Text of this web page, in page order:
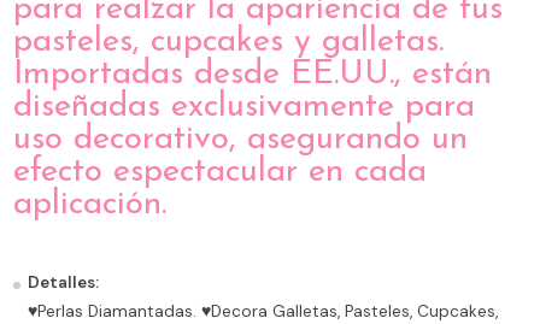
para realzar la apariencia de tus
pasteles, cupcakes y galletas.
Importadas desde EE.UU., están
diseñadas exclusivamente para
uso decorativo, asegurando un
efecto espectacular en cada
aplicación.
Detalles:
♥Perlas Diamantadas. ♥Decora Galletas, Pasteles, Cupcakes,